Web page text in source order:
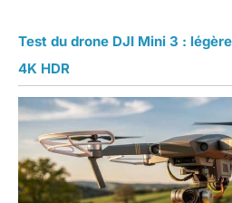
Test du drone DJI Mini 3 :
4K HDR